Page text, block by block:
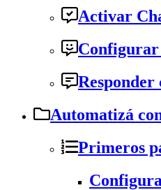
Activar
Configurar
Responder
Automatizá
Primeros